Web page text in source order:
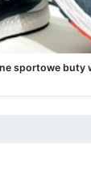
sportowe buty